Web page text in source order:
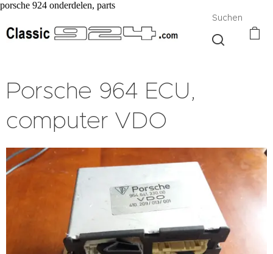
porsche 924 onderdelen, parts
Suchen
Porsche 964 ECU,
computer VDO